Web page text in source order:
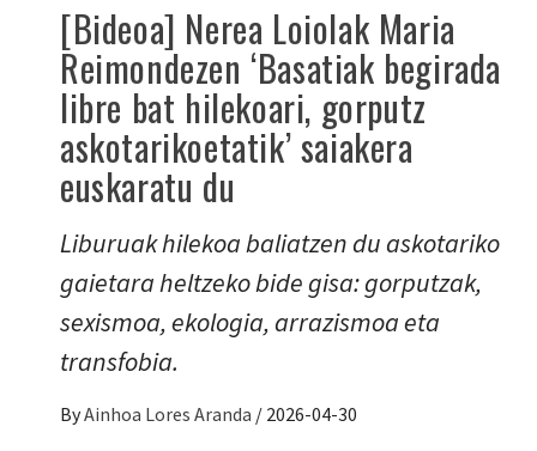
[Bideoa] Nerea Loiolak Maria
Reimondezen ‘Basatiak begirada
libre bat hilekoari, gorputz
askotarikoetatik’ saiakera
euskaratu du
Liburuak hilekoa baliatzen du askotariko
gaietara heltzeko bide gisa: gorputzak,
sexismoa, ekologia, arrazismoa eta
transfobia.
ByAinhoa Lores Aranda / 2026-04-30